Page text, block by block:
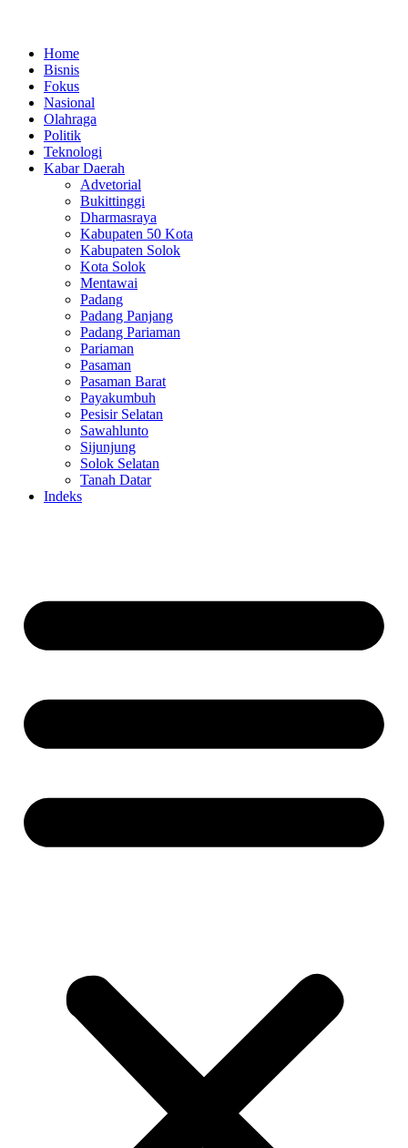
kontenHome
Bisnis
Fokus
Nasional
Olahraga
Politik
Teknologi
Kabar Daerah
Advetorial
Bukittinggi
Dharmasraya
Kabupaten 50 Kota
Kabupaten Solok
Kota Solok
Mentawai
Padang
Padang Panjang
Padang Pariaman
Pariaman
Pasaman
Pasaman Barat
Payakumbuh
Pesisir Selatan
Sawahlunto
Sijunjung
Solok Selatan
Tanah Datar
Indeks